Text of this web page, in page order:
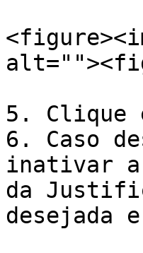
5. Clique
6. Caso
inativar
da
desejada